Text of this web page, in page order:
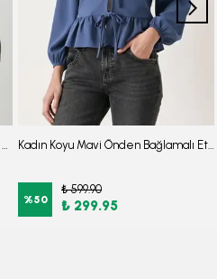
Kadın Füme Önden Bağlamalı Etek Ucu Fırfırlı Kolları Lastikli Bluz ARM-26K001019 Kadın Koyu Mavi Önden Bağlamalı Etek Ucu Fırfırlı Kolları Lastikli Bluz ARM-26K001019
%50
₺ 599.90
₺ 299.95